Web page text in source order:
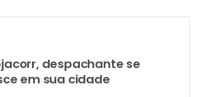
despachante se
em sua cidade